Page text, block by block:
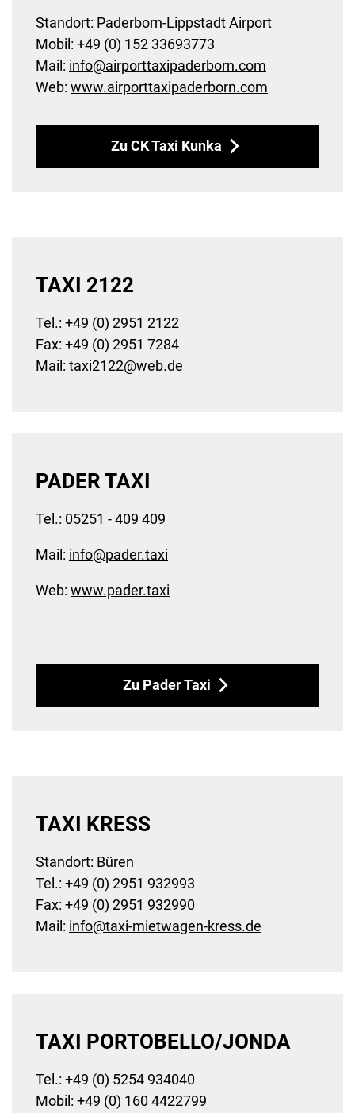
Standort: Paderborn-Lippstadt Airport
Mobil: +49 (0) 152 33693773
Mail: info@airporttaxipaderborn.com
Web: www.airporttaxipaderborn.com
Zu CK Taxi Kunka
TAXI 2122
Tel.: +49 (0) 2951 2122
Fax: +49 (0) 2951 7284
Mail: taxi2122@web.de
PADER TAXI
Tel.: 05251 - 409 409
Mail: info@pader.taxi
Web: www.pader.taxi
Zu Pader Taxi
TAXI KRESS
Standort: Büren
Tel.: +49 (0) 2951 932993
Fax: +49 (0) 2951 932990
Mail: info@taxi-mietwagen-kress.de
TAXI PORTOBELLO/JONDA
Tel.: +49 (0) 5254 934040
Mobil: +49 (0) 160 4422799